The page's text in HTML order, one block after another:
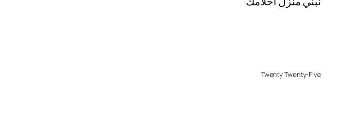
Twenty Twenty-Five